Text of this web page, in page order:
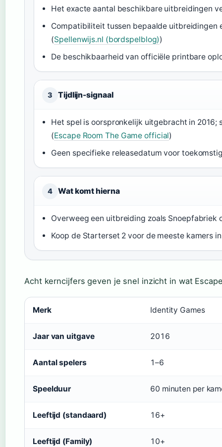
Het exacte aantal beschikbare uitbreidingen
Compatibiliteit tussen bepaalde uitbreidingen
(Spellenwijs.nl (bordspelblog))
De beschikbaarheid van officiële printbare
3 Tijdlijn-signaal
Het spel is oorspronkelijk uitgebracht in
(Escape Room The Game official)
Geen specifieke releasedatum voor
4 Wat komt hierna
Overweeg een uitbreiding zoals Snoepfabriek
Koop de Starterset 2 voor de meeste kamers
Acht kerncijfers geven je snel inzicht in wat
Merk Identity Games
Jaar van uitgave 2016
Aantal spelers 1–6
Speelduur 60 minuten per
Leeftijd (standaard) 16+
Leeftijd (Family) 10+